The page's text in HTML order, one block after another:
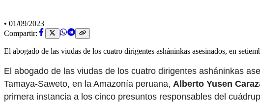
• 01/09/2023
Compartir:
El abogado de las viudas de los cuatro dirigentes asháninkas asesinados, en
El abogado de las viudas de los cuatro dirigentes asháninkas
Tamaya-Saweto, en la Amazonía peruana, Alberto Yusen
primera instancia a los cinco presuntos responsables del